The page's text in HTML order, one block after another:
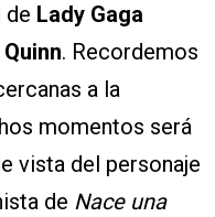
de Lady Gaga
. Recordemos
a la
momentos será
vista del personaje
de Nace una